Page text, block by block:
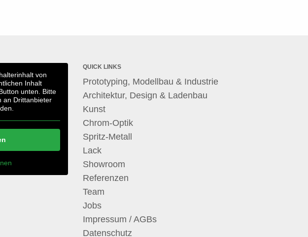
von
Inhalt
unten. Bitte
an Drittanbieter
QUICK LINKS
Prototyping, Modellbau & Industrie
Architektur, Design & Ladenbau
Kunst
Chrom-Optik
Spritz-Metall
Lack
Showroom
Referenzen
Team
Jobs
Impressum / AGBs
Datenschutz